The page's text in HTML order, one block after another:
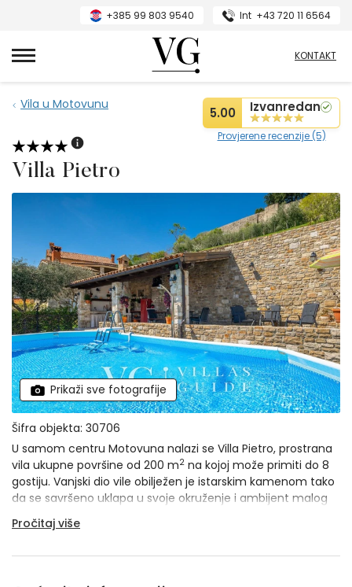
+385 99 803 9540 Int +43 720 11 6564
VillasGuide
KONTAKT
Vila u Motovunu
5.00 Izvanredan
Provjerene recenzije (5)
Villa Pietro
Prikaži sve fotografije
Šifra objekta: 30706
U samom centru Motovuna nalazi se Villa Pietro, prostrana
vila ukupne površine od 200 m2 na kojoj može primiti do 8
gostiju. Vanjski dio vile obilježen je istarskim kamenom tako
da se savršeno uklapa u svoje okruženje i ambijent malog
istarskog mjesta, a u unutarnjem dijelu očekuju vas
moderni elementi i dašak luksuza. Ako želite boraviti u srcu
Pročitaj više